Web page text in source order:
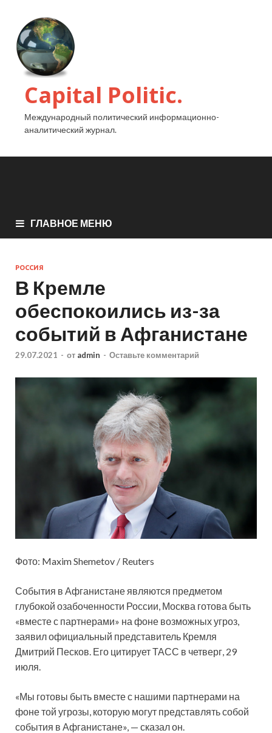
Capital Politic.
Международный политический информационно-
аналитический журнал.
ГЛАВНОЕ МЕНЮ
РОССИЯ
В Кремле
обеспокоились из-за
событий в Афганистане
29.07.2021 - от admin - Оставьте комментарий
Фото: Maxim Shemetov / Reuters
События в Афганистане являются предметом
глубокой озабоченности России, Москва готова быть
«вместе с партнерами» на фоне возможных угроз,
заявил официальный представитель Кремля
Дмитрий Песков. Его цитирует ТАСС в четверг, 29
июля.
«Мы готовы быть вместе с нашими партнерами на
фоне той угрозы, которую могут представлять собой
события в Афганистане», — сказал он.